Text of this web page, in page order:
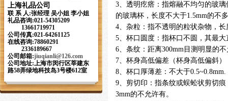
上海礼品公司
联 系 人:张经理 吴小姐 李小姐
礼品咨询:021-54305209
13661719971
公司传真:021-64261125
在线咨询:78860291
2336189667
公司邮箱:jiuqianli@126.com
公司地址:上海市闵行区莘建东
路58弄绿地科技岛3号楼612室
3、透明疙瘩：指熔融不均匀的玻
的玻璃杯，长度不大于1.5mm的
4、杂粒：指不透明的粒状杂物，
5、杯口圆度：指杯口不圆，其最
6、条纹：距离300mm目测明显的
7、杯身高低偏差（杯身高低偏斜
8、杯口厚薄差：不大于0.5~0.8mm.
9、剪切印：指条纹或蜈蚣状剪切
3mm的不允许有。